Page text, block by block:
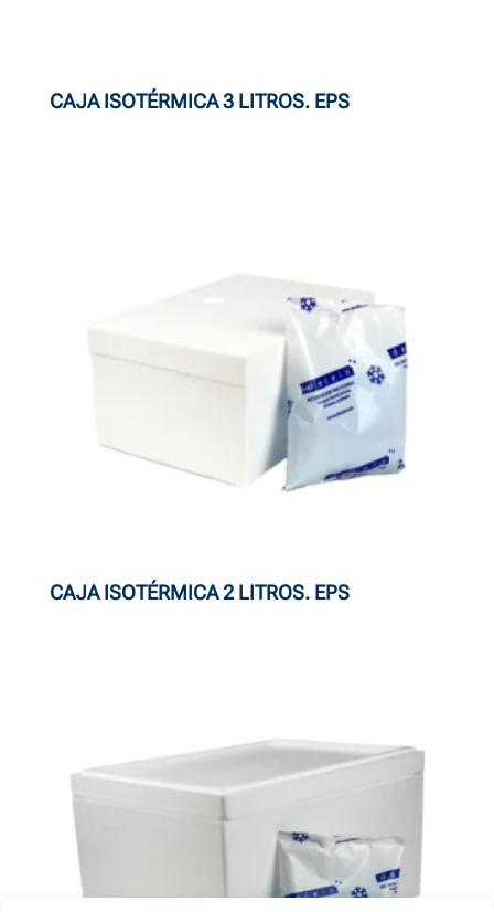
CAJA ISOTÉRMICA 3 LITROS. EPS
CAJA ISOTÉRMICA 2 LITROS. EPS